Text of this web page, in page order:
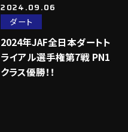
2024.09.06
ダート
2024年JAF全日本ダートト
ライアル選手権第7戦 PN1
クラス優勝！！